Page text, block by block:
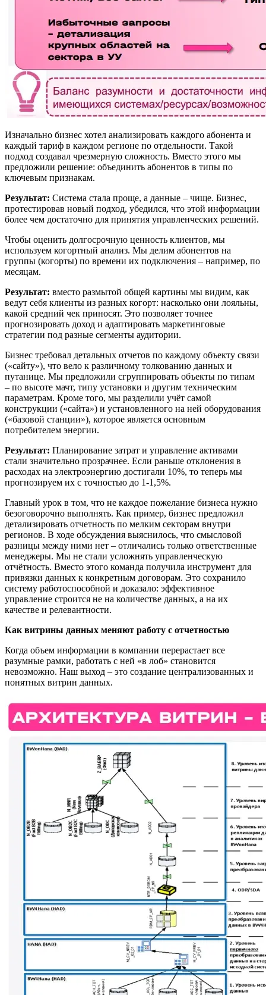
Изначально бизнес хотел анализировать каждого абонента и
каждый тариф в каждом регионе по отдельности. Такой
подход создавал чрезмерную сложность. Вместо этого мы
предложили решение: объединить абонентов в типы по
ключевым признакам.
Результат: Система стала проще, а данные – чище. Бизнес,
протестировав новый подход, убедился, что этой информации
более чем достаточно для принятия управленческих решений.
Чтобы оценить долгосрочную ценность клиентов, мы
используем когортный анализ. Мы делим абонентов на
группы (когорты) по времени их подключения – например, по
месяцам.
Результат: вместо размытой общей картины мы видим, как
ведут себя клиенты из разных когорт: насколько они лояльны,
какой средний чек приносят. Это позволяет точнее
прогнозировать доход и адаптировать маркетинговые
стратегии под разные сегменты аудитории.
Бизнес требовал детальных отчетов по каждому объекту связи
(«сайту»), что вело к различному толкованию данных и
путанице. Мы предложили сгруппировать объекты по типам
– по высоте мачт, типу установки и другим техническим
параметрам. Кроме того, мы разделили учёт самой
конструкции («сайта») и установленного на ней оборудования
(«базовой станции»), которое является основным
потребителем энергии.
Результат: Планирование затрат и управление активами
стали значительно прозрачнее. Если раньше отклонения в
расходах на электроэнергию достигали 10%, то теперь мы
прогнозируем их с точностью до 1-1,5%.
Главный урок в том, что не каждое пожелание бизнеса нужно
безоговорочно выполнять. Как пример, бизнес предложил
детализировать отчетность по мелким секторам внутри
регионов. В ходе обсуждения выяснилось, что смысловой
разницы между ними нет – отличались только ответственные
менеджеры. Мы не стали усложнять управленческую
отчётность. Вместо этого команда получила инструмент для
привязки данных к конкретным договорам. Это сохранило
систему работоспособной и доказало: эффективное
управление строится не на количестве данных, а на их
качестве и релевантности.
Как витрины данных меняют работу с отчетностью
Когда объем информации в компании перерастает все
разумные рамки, работать с ней «в лоб» становится
невозможно. Наш выход – это создание централизованных и
понятных витрин данных.